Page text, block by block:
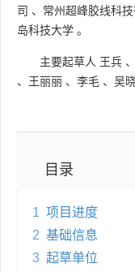
司 、 常州超峰胶线科
岛科技大学 。
主要起草人 王兵 、
、 王丽丽 、 李毛 、 吴
目录
1 项目进度
2 基础信息
3 起草单位